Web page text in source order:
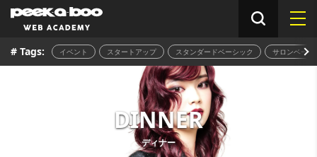
# Tags: イベント スタートアップ スタンダードベーシック サロンベーシ
DINNER
ディナー